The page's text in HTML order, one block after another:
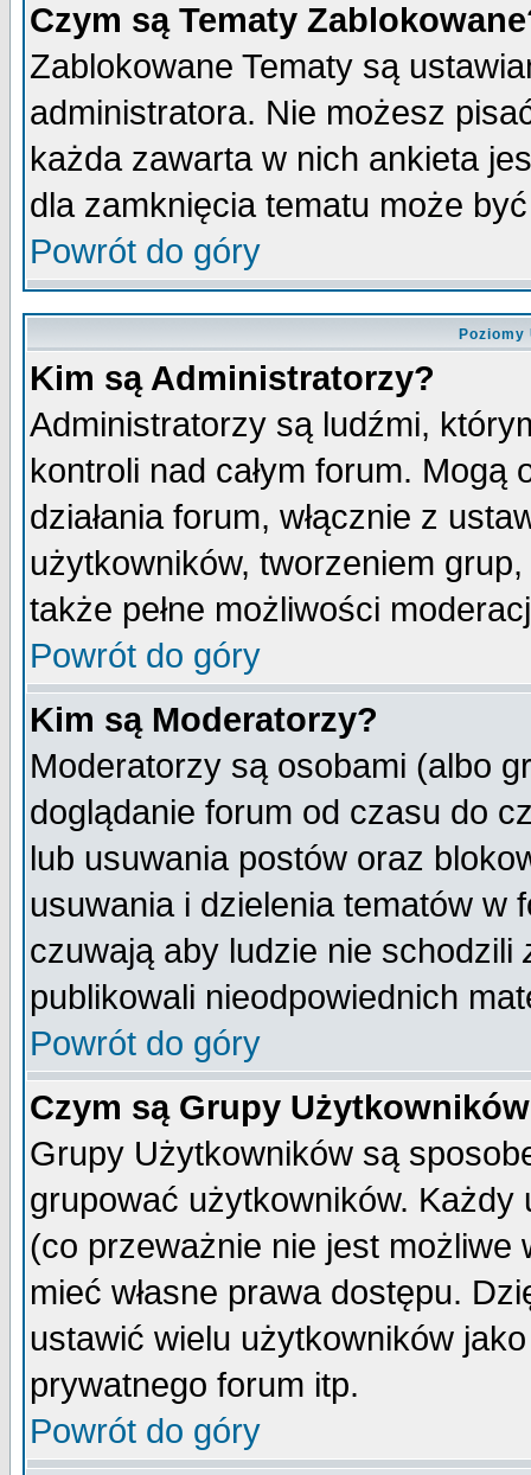
Czym są Tematy
Zablokowane Tematy są
administratora. Nie możesz
każda zawarta w nich ankieta
dla zamknięcia tematu może
Powrót do góry
Kim są Administratorzy?
Administratorzy są ludźmi,
kontroli nad całym forum.
działania forum, włącznie z
użytkowników, tworzeniem
także pełne możliwości
Powrót do góry
Kim są Moderatorzy?
Moderatorzy są osobami (albo
doglądanie forum od czasu do
lub usuwania postów oraz
usuwania i dzielenia tematów w
czuwają aby ludzie nie schodzili
publikowali nieodpowiednich
Powrót do góry
Czym są Grupy
Grupy Użytkowników są
grupować użytkowników.
(co przeważnie nie jest
mieć własne prawa dostępu.
ustawić wielu użytkowników
prywatnego forum itp.
Powrót do góry